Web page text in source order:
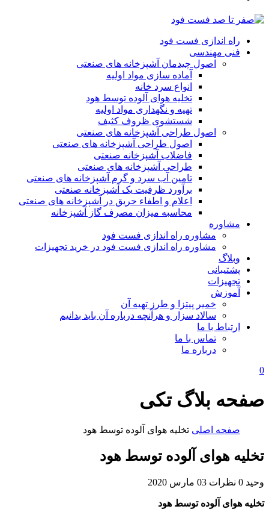
راه اندازی فست فود
فنی مهندسی
اصول چیدمان آشپزخانه های صنعتی
آماده سازی مواد اولیه
انواع سرد خانه
تخلیه هوای آلوده توسط هود
تهیه و نگهداری مواد اولیه
شستشوی ظروف کثیف
اصول طراحی آشپزخانه های صنعتی
اصول طراحی آشپزخانه های صنعتی
فاضلاب آشپزخانه صنعتی
طراحی آشپزخانه های صنعتی
تامین آب سرد و گرم آشپزخانه های صنعتی
برآورد ظرفیت یک آشپزخانه صنعتی
اعلام و اطفاء حریق در آشپزخانه های صنعتی
محاسبه میزان مصرف گاز آشپزخانه
مشاوره
مشاوره راه اندازی فست فود
مشاوره راه اندازی فست فود در خرید تجهیزات
وبلاگ
پشتیبانی
تجهیزات
آموزش
خمیر پیتزا و طرز تهیه آن
سالاد سزار و هرآنچه درباره آن باید بدانیم
ارتباط با ما
تماس با ما
درباره ما
0
صفحه بلاگ تکی
صفحه اصلی تخلیه هوای آلوده توسط هود
تخلیه هوای آلوده توسط هود
وحید 0 نظرات 03 مارس 2020
تخلیه هوای آلوده توسط هود